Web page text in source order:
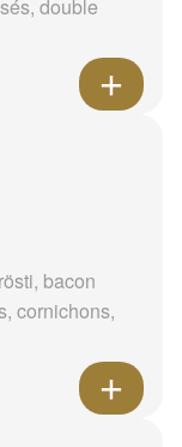
double
bacon
cornichons,